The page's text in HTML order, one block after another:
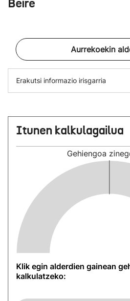
Beire
Aurrekoekin
Erakutsi informazio irisgarria
Itunen kalkulagailua
Gehiengoa
Klik egin alderdien gainean
kalkulatzeko: